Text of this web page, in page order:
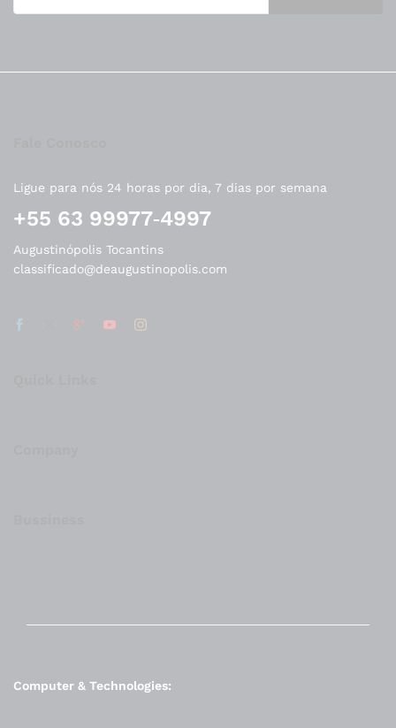
Ligue para nós 24 horas por dia, 7 dias por semana
‪+55 63 99977‑4997‬
Augustinópolis Tocantins
classificado@deaugustinopolis.com
Computer & Technologies: